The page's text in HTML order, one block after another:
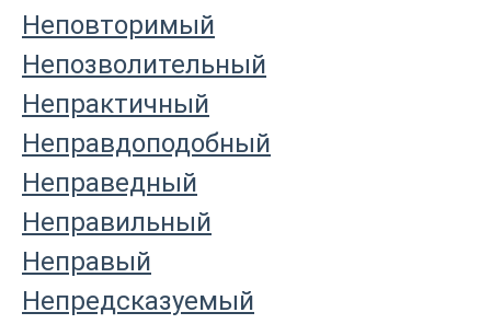
Неповторимый
Непозволительный
Непрактичный
Неправдоподобный
Неправедный
Неправильный
Неправый
Непредсказуемый